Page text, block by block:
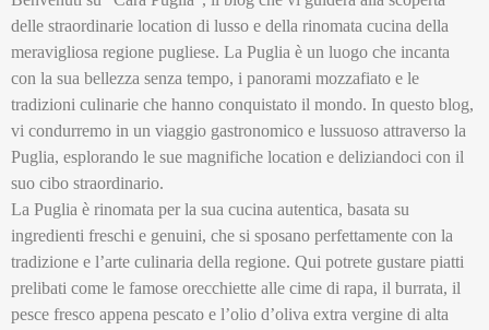
delle straordinarie location di lusso e della rinomata cucina della
meravigliosa regione pugliese. La Puglia è un luogo che incanta
con la sua bellezza senza tempo, i panorami mozzafiato e le
tradizioni culinarie che hanno conquistato il mondo. In questo blog,
vi condurremo in un viaggio gastronomico e lussuoso attraverso la
Puglia, esplorando le sue magnifiche location e deliziandoci con il
suo cibo straordinario.
La Puglia è rinomata per la sua cucina autentica, basata su
ingredienti freschi e genuini, che si sposano perfettamente con la
tradizione e l’arte culinaria della regione. Qui potrete gustare piatti
prelibati come le famose orecchiette alle cime di rapa, il burrata, il
pesce fresco appena pescato e l’olio d’oliva extra vergine di alta